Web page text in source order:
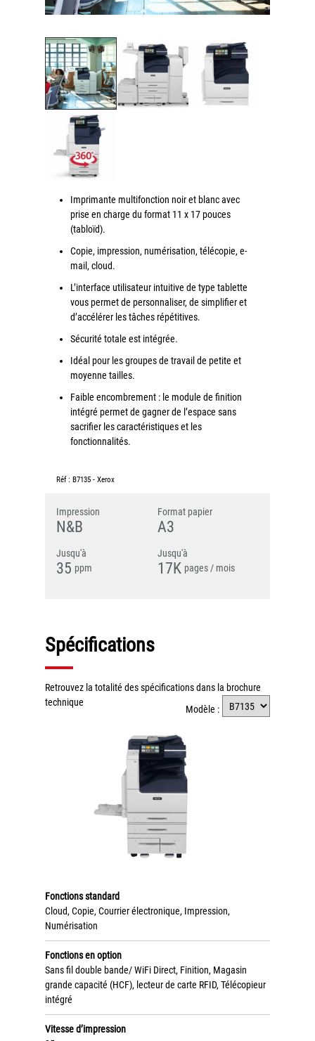
Traceurs grands formats
Gamme d’imprimantes Xerox® AltaLink® C8200 à
capacités d’impression élevées
Xerox® VersaLink® C405 C415 — Multifonction A4
couleur
Imprimante multifonctions couleur Xerox® VersaLink®
C7120/C7125/C7130
Capture numérisation de documents
RISC Box
Apps
Services
Audit de Sécurité Informatique
Sécurité des Réseaux
Sécurité des périphériques d’impression
Gestion des documents
Mobilité
ConnectKey®
Service de Gestion d’impression (MPS)
Notre équipe
Grand Lyon
Monts du Lyonnais
Vallée du Rhône
Rejoignez-nous
XEROX I Concessionnaire Agrée
Blog
Guide GED
Contact
Newsletter
Plan du site
Imprimante multifonction noir et blanc avec
prise en charge du format 11 x 17 pouces
(tabloïd).
Copie, impression, numérisation, télécopie, e-
mail, cloud.
L’interface utilisateur intuitive de type tablette
vous permet de personnaliser, de simplifier et
d’accélérer les tâches répétitives.
Sécurité totale est intégrée.
Idéal pour les groupes de travail de petite et
moyenne tailles.
Faible encombrement : le module de finition
intégré permet de gagner de l’espace sans
sacrifier les caractéristiques et les
fonctionnalités.
Réf : B7135 - Xerox
Impression
N&B
Format papier
A3
Jusqu'à
35 ppm
Jusqu'à
17K pages / mois
Spécifications
Retrouvez la totalité des spécifications dans la brochure
technique
Modèle :
Fonctions standard
Cloud, Copie, Courrier électronique, Impression,
Numérisation
Fonctions en option
Sans fil double bande/ WiFi Direct, Finition, Magasin
grande capacité (HCF), lecteur de carte RFID, Télécopieur
intégré
Vitesse d’impression